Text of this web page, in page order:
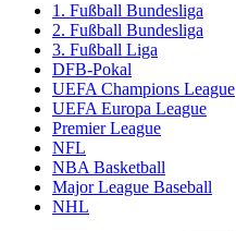
1. Fußball Bundesliga
2. Fußball Bundesliga
3. Fußball Liga
DFB-Pokal
UEFA Champions League
UEFA Europa League
Premier League
NFL
NBA Basketball
Major League Baseball
NHL